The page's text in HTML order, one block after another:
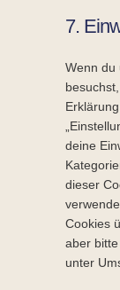
7.
Wenn du
deine
dieser
Cookies
aber
unter